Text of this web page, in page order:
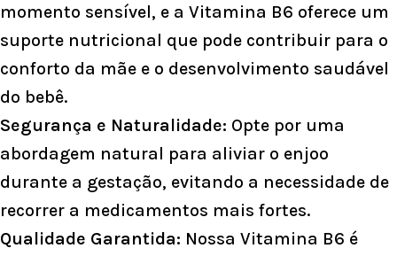
momento sensível, e a Vitamina B6 oferece um
suporte nutricional que pode contribuir para o
conforto da mãe e o desenvolvimento saudável
do bebê.
Segurança e Naturalidade: Opte por uma
abordagem natural para aliviar o enjoo
durante a gestação, evitando a necessidade de
recorrer a medicamentos mais fortes.
Qualidade Garantida: Nossa Vitamina B6 é